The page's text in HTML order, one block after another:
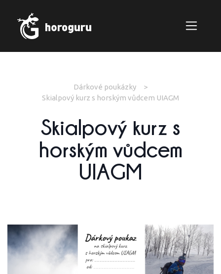
Dárkové poukázky
Skialpový kurz s horským vůdcem UIAGM
Skialpový kurz s
horským vůdcem
UIAGM